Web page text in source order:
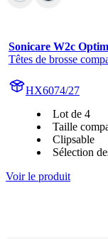
Sonicare W2c
Têtes de brosse
HX6074/27
Lot de 4
Taille
Clipsable
Sélection
Voir le produit